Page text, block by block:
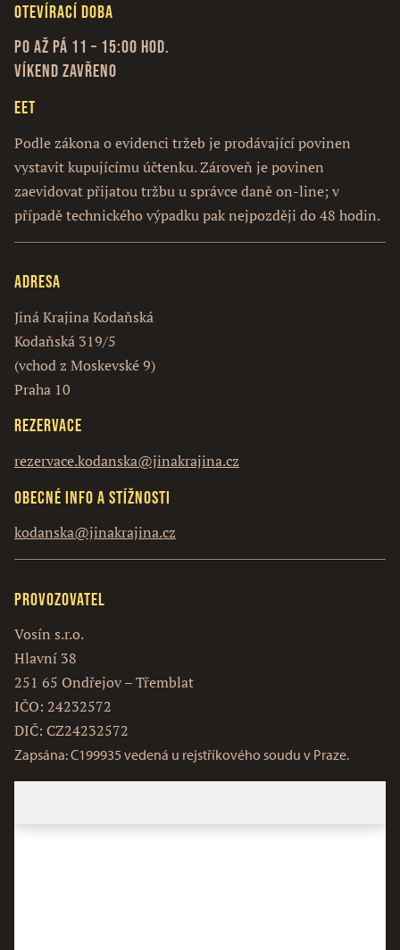
Otevírací doba
Po až Pá 11 – 15:00 hod.
Víkend zavřeno
EET
Podle zákona o evidenci tržeb je prodávající povinen
vystavit kupujícímu účtenku. Zároveň je povinen
zaevidovat přijatou tržbu u správce daně on-line; v
případě technického výpadku pak nejpozději do 48 hodin.
Adresa
Jiná Krajina Kodaňská
Kodaňská 319/5
(vchod z Moskevské 9)
Praha 10
Rezervace
rezervace.kodanska@jinakrajina.cz
Obecné info a stížnosti
kodanska@jinakrajina.cz
Provozovatel
Vosín s.r.o.
Hlavní 38
251 65 Ondřejov – Třemblat
IČO: 24232572
DIČ: CZ24232572
Zapsána: C199935 vedená u rejstříkového soudu v Praze.